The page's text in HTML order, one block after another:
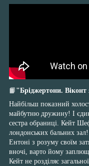
📙 "Бріджертони.
Найбільш показний
майбутню дружину! І
сестра обраниці. Кейт
лондонських бальних
Ентоні з розуму своїм
вночі, варто йому
Кейт не розділяє